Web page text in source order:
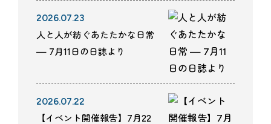
2026.07.23
人と人が紡ぐあたたかな日常
— 7月11日の日誌より
2026.07.22
【イベント開催報告】7月22